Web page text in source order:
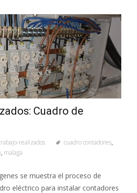
Cuadro de
realizados cuadro contadores,
, malaga
se muestra el proceso de
eléctrico para instalar contadores